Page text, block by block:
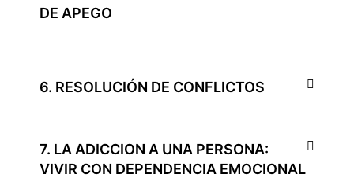
DE APEGO
6. RESOLUCIÓN DE CONFLICTOS
7. LA ADICCION A UNA PERSONA:
VIVIR CON DEPENDENCIA EMOCIONAL